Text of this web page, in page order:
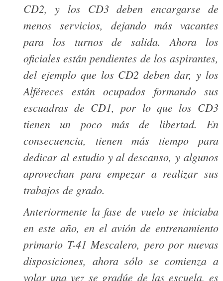
CD2, y los CD3 deben encargarse de
menos servicios, dejando más vacantes
para los turnos de salida. Ahora los
oficiales están pendientes de los aspirantes,
del ejemplo que los CD2 deben dar, y los
Alféreces están ocupados formando sus
escuadras de CD1, por lo que los CD3
tienen un poco más de libertad. En
consecuencia, tienen más tiempo para
dedicar al estudio y al descanso, y algunos
aprovechan para empezar a realizar sus
trabajos de grado.
Anteriormente la fase de vuelo se iniciaba
en este año, en el avión de entrenamiento
primario T-41 Mescalero, pero por nuevas
disposiciones, ahora sólo se comienza a
volar una vez se gradúe de las escuela, es